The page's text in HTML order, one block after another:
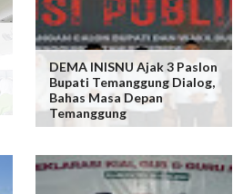
DEMA INISNU Ajak 3 Paslon
Bupati Temanggung Dialog,
Bahas Masa Depan
Temanggung